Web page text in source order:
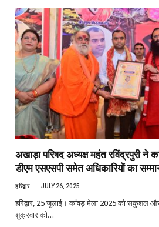
अखाड़ा परिषद अध्यक्ष महंत रविंद्रपुरी
डीएम एसएसपी समेत अधिकारियों का
हरिद्वार JULY 26, 2025
हरिद्वार, 25 जुलाई। कांवड़ मेला 2025 को सकुशल
शुक्रवार को…